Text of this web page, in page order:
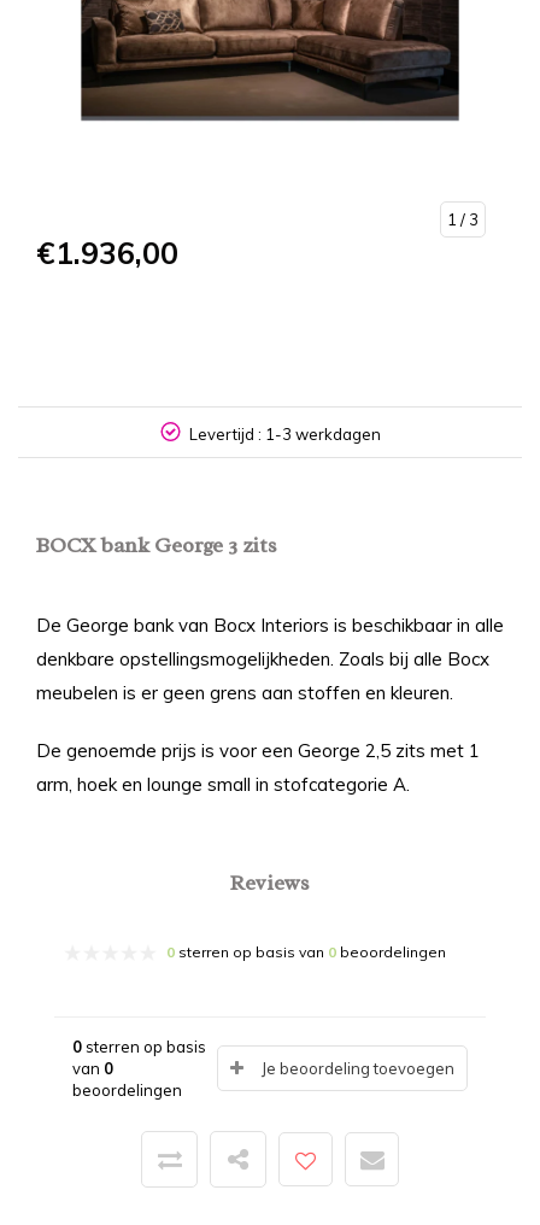
1 / 3
€1.936,00
Levertijd : 1-3 werkdagen
BOCX bank George 3 zits
De George bank van Bocx Interiors is beschikbaar in alle
denkbare opstellingsmogelijkheden. Zoals bij alle Bocx
meubelen is er geen grens aan stoffen en kleuren.
De genoemde prijs is voor een George 2,5 zits met 1
arm, hoek en lounge small in stofcategorie A.
Reviews
0 sterren op basis van 0 beoordelingen
0sterren op basis
van 0
beoordelingen
Je beoordeling toevoegen